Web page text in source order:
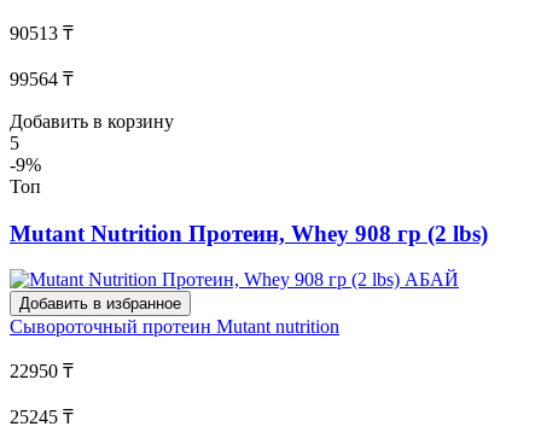
90513 ₸
99564 ₸
Добавить в корзину
5
-9%
Топ
Mutant Nutrition Протеин, Whey 908 гр (2 lbs)
Добавить в избранное
Сывороточный протеин Mutant nutrition
22950 ₸
25245 ₸